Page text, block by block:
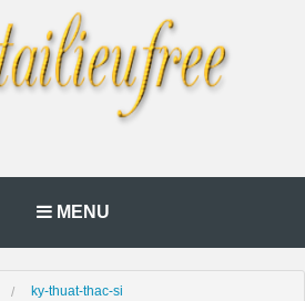
MENU
ky-thuat-thac-si